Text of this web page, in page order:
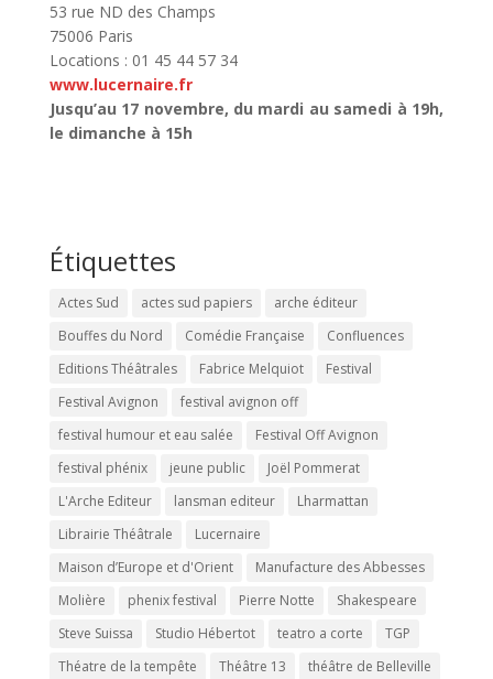
53 rue ND des Champs
75006 Paris
Locations : 01 45 44 57 34
www.lucernaire.fr
Jusqu’au 17 novembre, du mardi au samedi à 19h,
le dimanche à 15h
Étiquettes
Actes Sud actes sud papiers
arche éditeur
Bouffes du Nord
Comédie Française
Confluences
Editions Théâtrales
Fabrice Melquiot
Festival
Festival Avignon
festival avignon off
festival humour et eau salée
Festival Off Avignon
festival phénix
jeune public
Joël Pommerat
L'Arche Editeur
lansman editeur
Lharmattan
Librairie Théâtrale
Lucernaire
Maison d’Europe et d'Orient
Manufacture des Abbesses
Molière
phenix festival Pierre Notte
Shakespeare
Steve Suissa
Studio Hébertot teatro a corte
TGP
Théatre de la tempête
Théâtre 13 théâtre de Belleville